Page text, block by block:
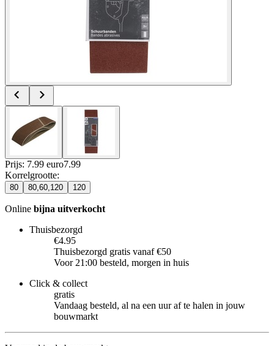
Prijs: 7.99 euro7.99
Korrelgrootte:
80 80,60,120 120
Online bijna uitverkocht
Thuisbezorgd
€4.95
Thuisbezorgd gratis vanaf €50
Voor 21:00 besteld, morgen in huis
Click & collect
gratis
Vandaag besteld, al na een uur af te halen in jouw
bouwmarkt